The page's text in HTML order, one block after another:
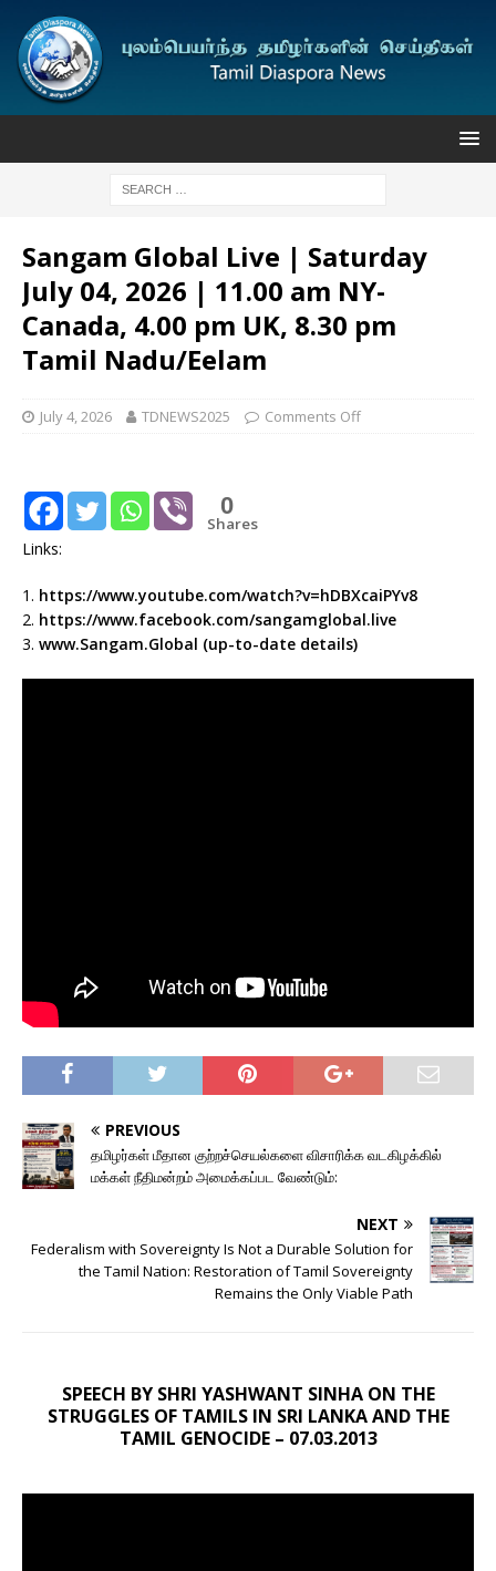
Sangam Global Live | Saturday
July 04, 2026 | 11.00 am NY-
Canada, 4.00 pm UK, 8.30 pm
Tamil Nadu/Eelam
July 4, 2026 TDNEWS2025 Comments Off
0
Shares
Links:
1. https://www.youtube.com/watch?v=hDBXcaiPYv8
2. https://www.facebook.com/sangamglobal.live
3. www.Sangam.Global (up-to-date details)
PREVIOUS
தமிழர்கள் மீதான குற்றச்செயல்களை விசாரிக்க வடகிழக்கில்
மக்கள் நீதிமன்றம் அமைக்கப்பட வேண்டும்:
NEXT
Federalism with Sovereignty Is Not a Durable Solution for
the Tamil Nation: Restoration of Tamil Sovereignty
Remains the Only Viable Path
SPEECH BY SHRI YASHWANT SINHA ON THE
STRUGGLES OF TAMILS IN SRI LANKA AND THE
TAMIL GENOCIDE – 07.03.2013